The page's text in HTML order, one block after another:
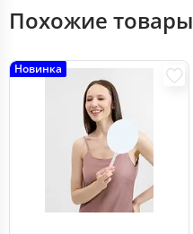
Похожие товары
Новинка